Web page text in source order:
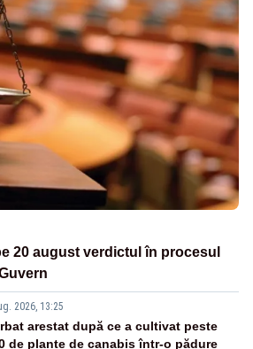
20 august verdictul în procesul
2026, 13:25
arestat după ce a cultivat peste
de plante de canabis într-o pădure